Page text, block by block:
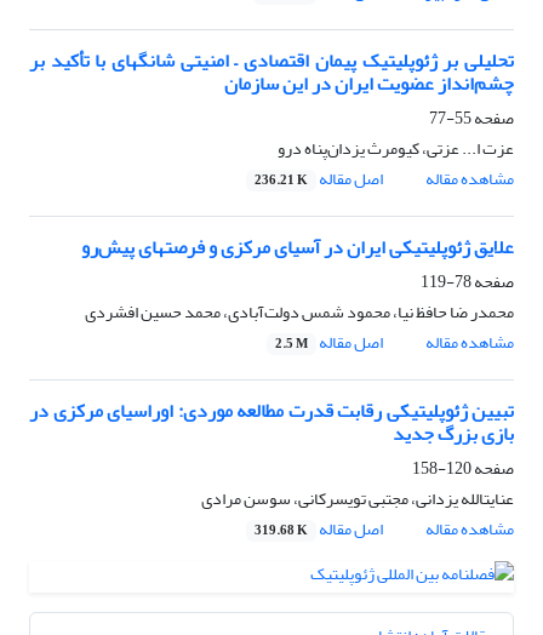
تحلیلی بر ژئوپلیتیک پیمان اقتصادی – امنیتی شانگهای با تأکید بر
چشم‌انداز عضویت ایران در این سازمان
صفحه55-77
عزت ا... عزتی، کیومرث یزدان‌پناه درو
مشاهده مقاله
اصل مقاله 236.21 K
علایق ژئوپلیتیکی ایران در آسیای مرکزی و فرصتهای پیش‌رو
صفحه78-119
محمدر ضا حافظ نیا، محمود شمس دولت‌آبادی، محمد حسین افشردی
مشاهده مقاله
اصل مقاله 2.5 M
تبیین ژئوپلیتیکی رقابت قدرت مطالعه موردی: اوراسیای مرکزی در
بازی بزرگ جدید
صفحه120-158
عنایت‎الله یزدانی، مجتبی تویسرکانی، سوسن مرادی
مشاهده مقاله
اصل مقاله 319.68 K